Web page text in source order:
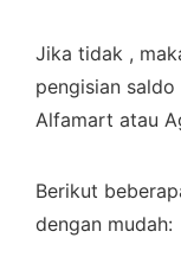
Jika tidak ,
pengisian
Alfamart atau
Berikut
dengan mudah: